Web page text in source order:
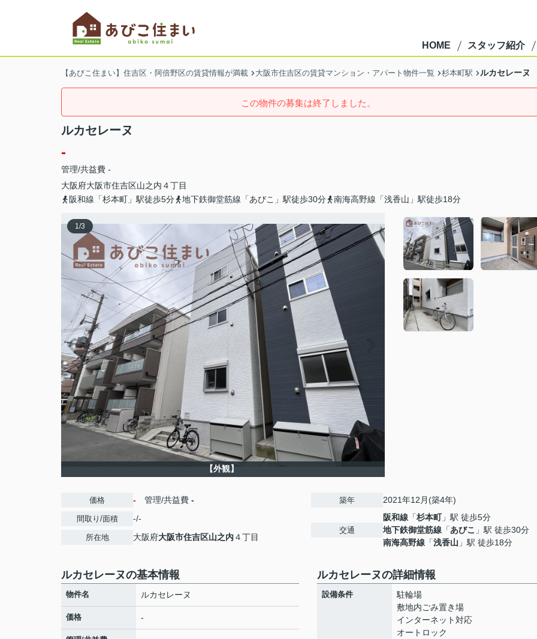
HOME スタッフ紹介
【あびこ住まい】住吉区・阿倍野区の賃貸情報が満載 大阪市住吉区の賃貸マンション・アパート物件一覧 杉本町駅 ルカセレーヌ
この物件の募集は終了しました。
ルカセレーヌ
-
管理/共益費 -
大阪府大阪市住吉区山之内 ４丁目
阪和線「杉本町」駅徒歩5分
地下鉄御堂筋線「あびこ」駅徒歩30分 南海高野線「浅香山」駅徒歩18分
1/3
【外観】
価格 - 管理/共益費 -
間取り/面積 -/-
所在地 大阪府大阪市住吉区山之内４丁目
築年 2021年12月(築4年)
交通
阪和線 「杉本町」駅 徒歩5分
地下鉄御堂筋線 「あびこ 」駅 徒歩30分
南海高野線 「浅香山 」駅 徒歩18分
ルカセレーヌの基本情報
物件名 ルカセレーヌ
価格 -
ルカセレーヌの詳細情報
設備条件
駐輪場
敷地内ごみ置き場
インターネット対応
オートロック